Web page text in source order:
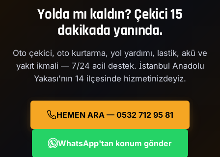
Yolda mı kaldın? Çekici 15
dakikada yanında.
Oto çekici, oto kurtarma, yol yardımı, lastik, akü ve
yakıt ikmali — 7/24 acil destek. İstanbul Anadolu
Yakası'nın 14 ilçesinde hizmetinizdeyiz.
HEMEN ARA — 0532 712 95 81
WhatsApp'tan konum gönder